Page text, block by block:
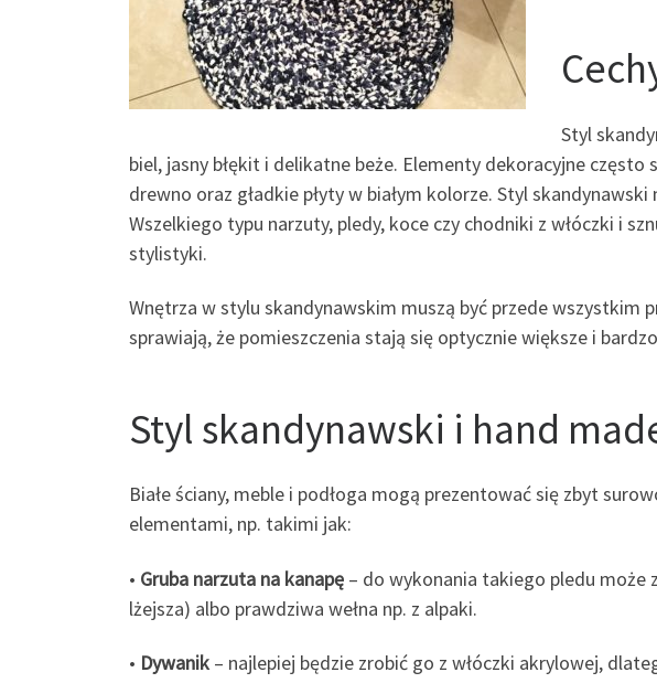
Styl
biel, jasny błękit i delikatne beże. Elementy dekoracyjne
drewno oraz gładkie płyty w białym kolorze. Styl
Wszelkiego typu narzuty, pledy, koce czy chodniki z włóczki i
stylistyki.
Wnętrza w stylu skandynawskim muszą być przede
sprawiają, że pomieszczenia stają się optycznie większe i
Styl skandynawski i hand
Białe ściany, meble i podłoga mogą prezentować się zbyt
elementami, np. takimi jak:
• Gruba narzuta na kanapę – do wykonania takiego pledu może
lżejsza) albo prawdziwa wełna np. z alpaki.
• Dywanik – najlepiej będzie zrobić go z włóczki akrylowej,